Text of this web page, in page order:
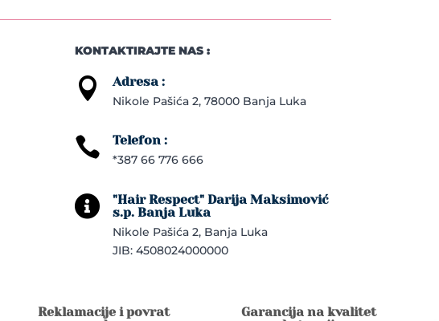
KONTAKTIRAJTE NAS :
 Adresa :
Nikole Pašića 2, 78000 Banja Luka
 Telefon :
*387 66 776 666

"Hair Respect" Darija Maksimović
s.p. Banja Luka
Nikole Pašića 2, Banja Luka
JIB: 4508024000000
Reklamacije i povrat
Garancija na kvalitet